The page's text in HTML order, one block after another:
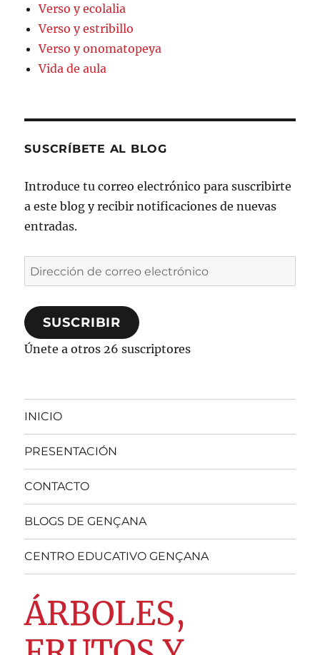
Verso y ecolalia
Verso y estribillo
Verso y onomatopeya
Vida de aula
SUSCRÍBETE AL BLOG
Introduce tu correo electrónico para suscribirte
a este blog y recibir notificaciones de nuevas
entradas.
Dirección
de
correo
electrónico
SUSCRIBIR
Únete a otros 26 suscriptores
INICIO
PRESENTACIÓN
CONTACTO
BLOGS DE GENÇANA
CENTRO EDUCATIVO GENÇANA
ÁRBOLES,